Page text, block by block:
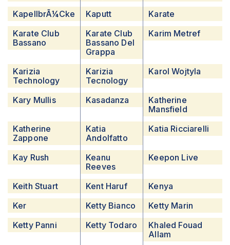
KapellbrÃ¼cke
Kaputt
Karate
Karate Club
Bassano
Karate Club
Bassano Del
Grappa
Karim Metref
Karizia
Technology
Karizia
Tecnology
Karol Wojtyla
Kary Mullis Kasadanza
Katherine
Mansfield
Katherine
Zappone
Katia
Andolfatto
Katia Ricciarelli
Kay Rush
Keanu
Reeves
Keepon Live
Keith Stuart Kent Haruf
Kenya
Ker
Ketty Bianco
Ketty Marin
Ketty Panni
Ketty Todaro
Khaled Fouad
Allam